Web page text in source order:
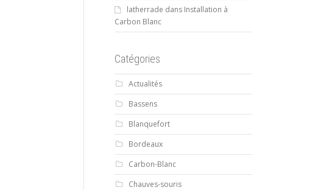
latherrade dans Installation à
Carbon Blanc
Catégories
Actualités
Bassens
Blanquefort
Bordeaux
Carbon-Blanc
Chauves-souris